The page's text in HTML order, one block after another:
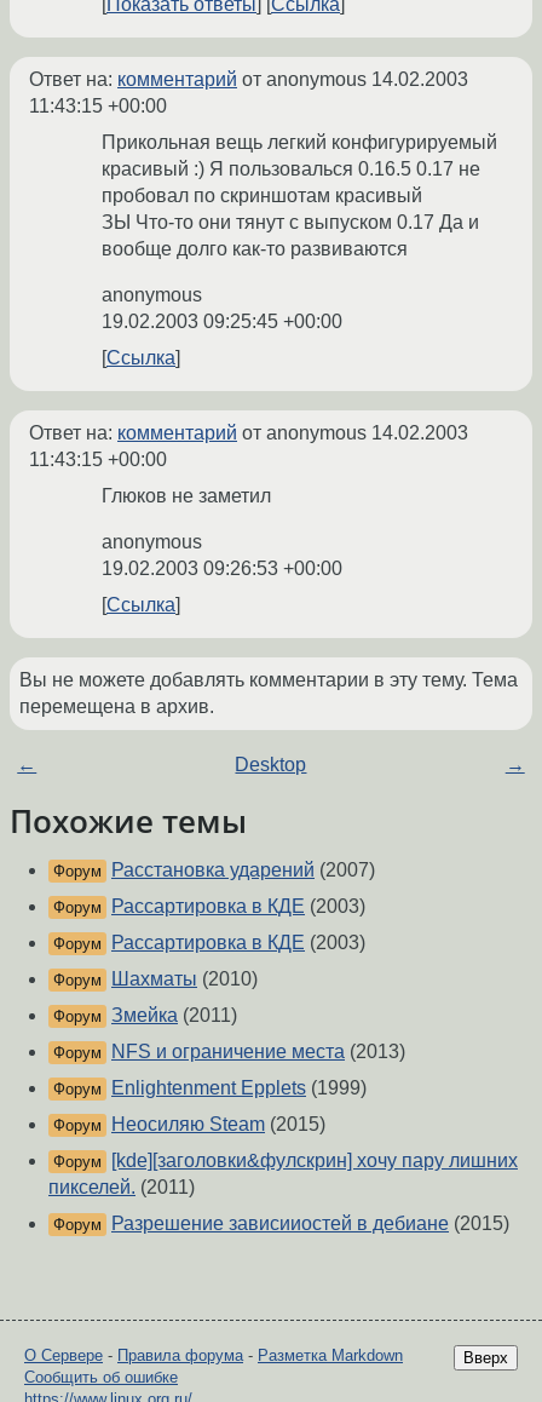
Показать ответы
Ссылка
Ответ на: комментарий от anonymous 14.02.2003
11:43:15 +00:00
Прикольная вещь легкий конфигурируемый
красивый :) Я пользовалься 0.16.5 0.17 не
пробовал по скриншотам красивый
ЗЫ Что-то они тянут с выпуском 0.17 Да и
вообще долго как-то развиваются
anonymous
19.02.2003 09:25:45 +00:00
Ссылка
Ответ на: комментарий от anonymous 14.02.2003
11:43:15 +00:00
Глюков не заметил
anonymous
19.02.2003 09:26:53 +00:00
Ссылка
Вы не можете добавлять комментарии в эту тему. Тема
перемещена в архив.
← Desktop →
Похожие темы
Форум Расстановка ударений (2007)
Форум Рассартировка в КДЕ (2003)
Форум Рассартировка в КДЕ (2003)
Форум Шахматы (2010)
Форум Змейка (2011)
Форум NFS и ограничение места (2013)
Форум Enlightenment Epplets (1999)
Форум Неосиляю Steam (2015)
Форум
[kde][заголовки&фулскрин] хочу пару лишних
пикселей. (2011)
Форум Разрешение зависииостей в дебиане (2015)
Вверх
О Сервере - Правила форума- Разметка Markdown
Сообщить об ошибке